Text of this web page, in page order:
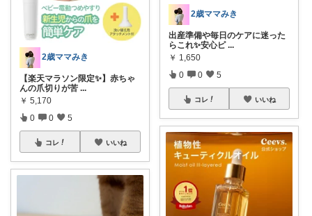
2歳ママみき
【楽天マラソン限定✨】赤ちゃ
んの爪切りが苦 ...
￥ 5,170
0 0 5
コレ いいね
2歳ママみき
出産準備や毎日のケアに迷った
らこれ✨安心ピ ...
￥ 1,650
0 0 5
コレ いいね